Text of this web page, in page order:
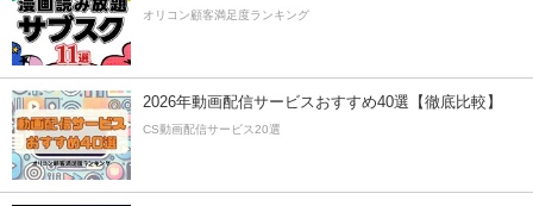
オリコン顧客満足度ランキング
2026年動画配信サービスおすすめ40選【徹底比較】
CS動画配信サービス20選